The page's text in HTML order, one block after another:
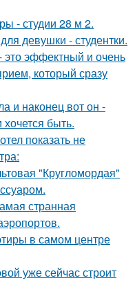
- студии 28 м 2.
девушки - студентки.
это эффектный и очень
который сразу
и наконец вот он -
быть.
показать не
"Кругломордая"
странная
в самом центре
уже сейчас строит